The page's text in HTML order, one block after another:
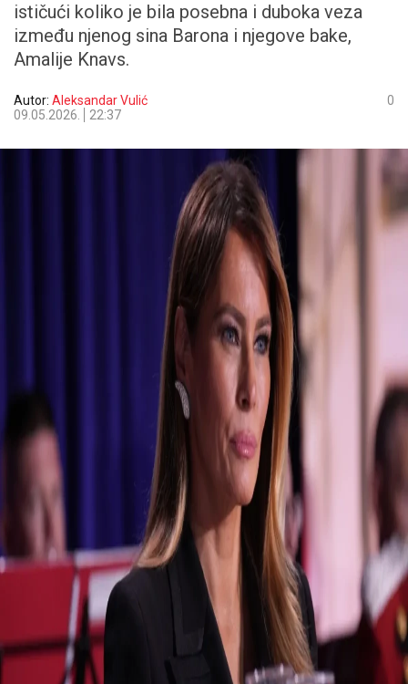
ističući koliko je bila posebna i duboka veza
između njenog sina Barona i njegove bake,
Amalije Knavs.
Autor: Aleksandar Vulić
09.05.2026.
22:37
0